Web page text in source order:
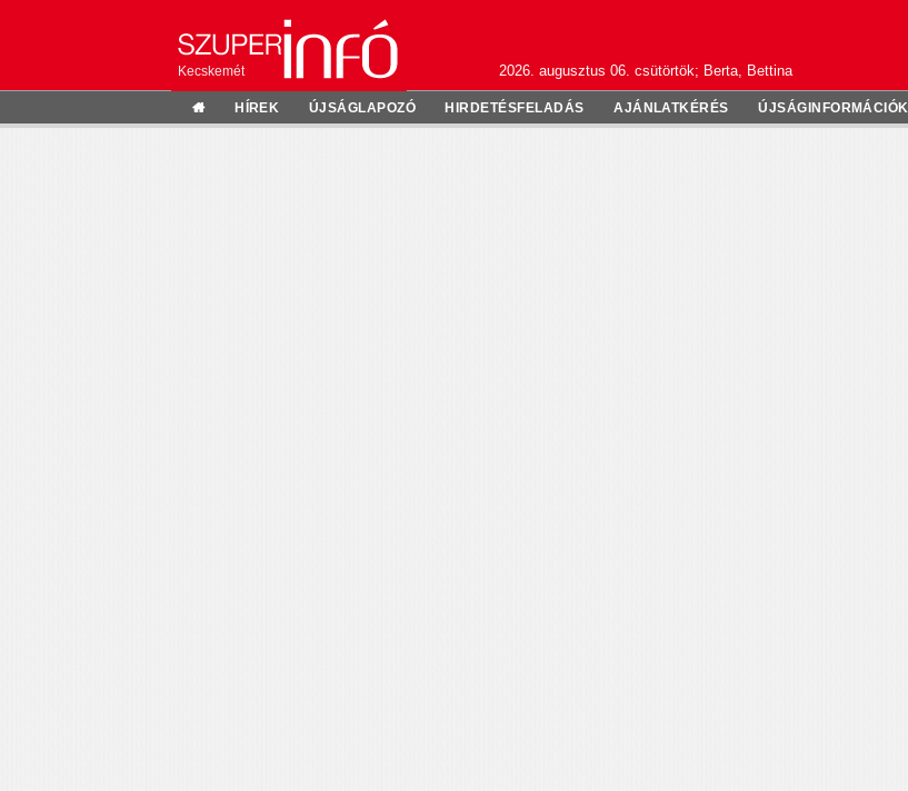
Kecskemét 2026. augusztus 06. csütörtök; Berta, Bettina
HÍREK ÚJSÁGLAPOZÓ HIRDETÉSFELADÁS AJÁNLATKÉRÉS ÚJSÁGINFORMÁCIÓK